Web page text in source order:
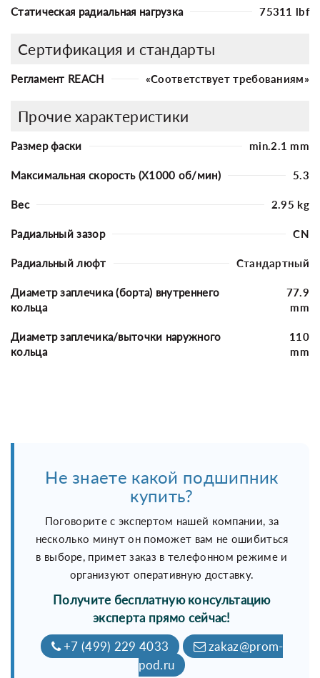
Статическая радиальная нагрузка 75311 lbf
Сертификация и стандарты
Регламент REACH «Соответствует требованиям»
Прочие характеристики
Размер фаски min.2.1 mm
Максимальная скорость (X1000 об/мин) 5.3
Вес 2.95 kg
Радиальный зазор CN
Радиальный люфт Стандартный
Диаметр заплечика (борта) внутреннего
кольца
77.9
mm
Диаметр заплечика/выточки наружного
кольца
110
mm
Не знаете какой подшипник
купить?
Поговорите с экспертом нашей компании, за
несколько минут он поможет вам не ошибиться
в выборе, примет заказ в телефонном режиме и
организуют оперативную доставку.
Получите бесплатную консультацию
эксперта прямо сейчас!
+7 (499) 229 4033
zakaz@prom-
pod.ru